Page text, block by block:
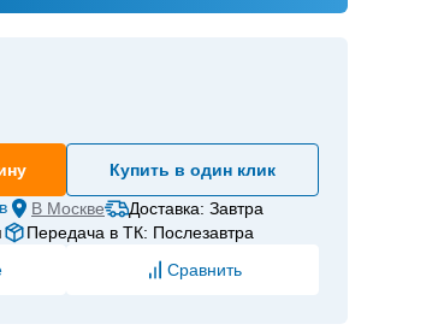
Купить в один клик
В Москве
Доставка: Завтра
Передача в ТК: Послезавтра
Сравнить